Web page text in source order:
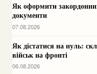
Як оформити
документи
07.08.2026
Як дістатися на нуль:
військ на фронті
06.08.2026